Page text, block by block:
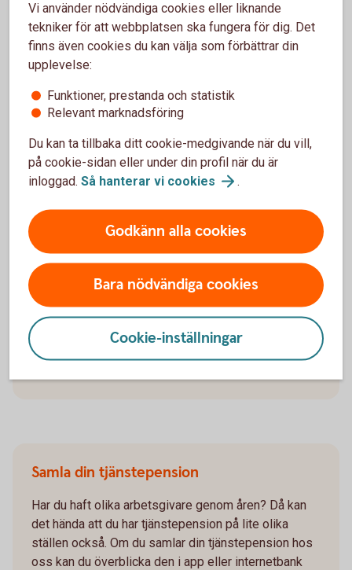
Så funkar Abonnemangshjälpen
Få överblick med Boendekollen
amortering. Men det finns mycket annat som också
hänger ihop med ditt hem. Vill du få överblick över
sparande, försäkringar eller det juridiska?
Boendekollen är en rådgivning där vi går igenom
helheten i din boendeekonomi tillsammans.
Det här kan vi prata om iBoendekollen
Samla din tjänstepension
Har du haft olika arbetsgivare genom åren? Då kan
det hända att du har tjänstepension på lite olika
ställen också. Om du samlar din tjänstepension hos
oss kan du överblicka den i app eller internetbank
Vi använder nödvändiga cookies eller liknande
tekniker för att webbplatsen ska fungera för dig. Det
finns även cookies du kan välja som förbättrar din
upplevelse:
Funktioner, prestanda och statistik
Relevant marknadsföring
Du kan ta tillbaka ditt cookie-medgivande när du vill,
på cookie-sidan eller under din profil när du är
inloggad. Så hanterar vi cookies .
Godkänn alla cookies
Bara nödvändiga cookies
Cookie-inställningar